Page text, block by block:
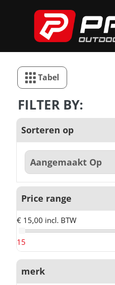
Tabel
FILTER BY:
Sorteren op
Price range
€ 15,00 incl. BTW
15
merk